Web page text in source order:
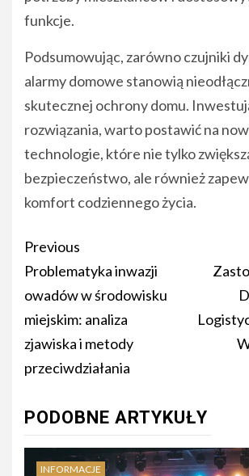
funkcje.
Podsumowując, zarówno czujniki
alarmy domowe stanowią
skutecznej ochrony domu.
rozwiązania, warto postawić na
technologie, które nie tylko
bezpieczeństwo, ale również
komfort codziennego życia.
Continue
Reading
Previous
Problematyka inwazji
owadów w środowisku
miejskim: analiza
zjawiska i metody
przeciwdziałania
PODOBNE ARTYKUŁY
INFORMACJE